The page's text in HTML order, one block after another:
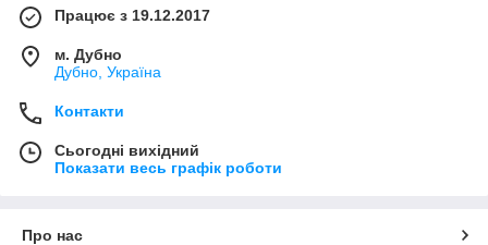
Працює з 19.12.2017
м. Дубно
Дубно, Україна
Контакти
Сьогодні вихідний
Показати весь графік роботи
Про нас